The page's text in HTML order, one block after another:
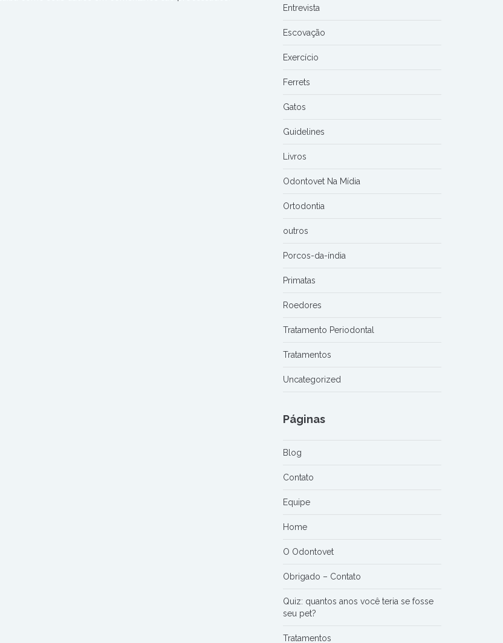
Entrevista
Escovação
Exercício
Ferrets
Gatos
Guidelines
Livros
Odontovet Na Mídia
Ortodontia
outros
Porcos-da-índia
Primatas
Roedores
Tratamento Periodontal
Tratamentos
Uncategorized
Páginas
Blog
Contato
Equipe
Home
O Odontovet
Obrigado – Contato
Quiz: quantos anos você teria se fosse
seu pet?
Tratamentos